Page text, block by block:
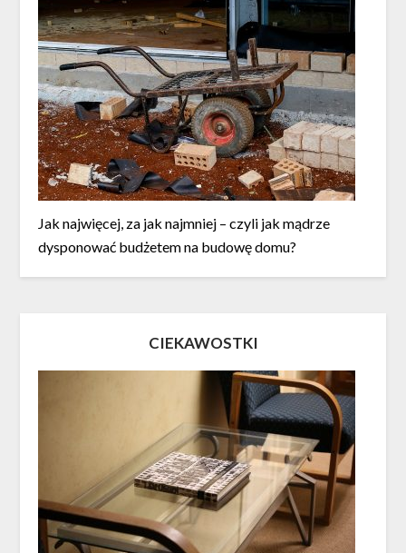
Jak najwięcej, za jak najmniej – czyli jak mądrze
dysponować budżetem na budowę domu?
CIEKAWOSTKI